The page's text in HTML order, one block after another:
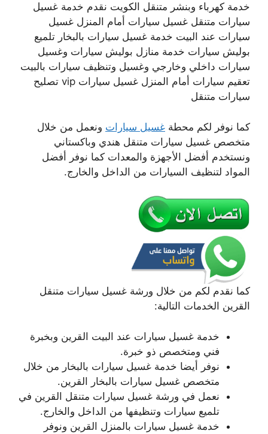
خدمة كهرباء وبنشر متنقل الكويت نقدم خدمة غسيل
سيارات متنقل غسيل سيارات أمام المنزل غسيل
سيارات عند البيت خدمة غسيل سيارات بالبخار تلميع
بوليش سيارات خدمة منازل بوليش سيارات وغسيل
سيارات داخلي وخارجي وغسيل وتنظيف سيارات بالبيت
تعقيم سيارات أمام المنزل غسيل سيارات vip تصليح
سيارات متنقل
كما نوفر لكم محطة غسيل سيارات ونعمل من خلال
متخصص غسيل سيارات متنقل هندي وباكستاني
ونستخدم أفضل الأجهزة والمعدات كما نوفر أفضل
المواد لتنظيف السيارات من الداخل والخارج.
كما نقدم لكم من خلال ورشة غسيل سيارات متنقل
القرين الخدمات التالية:
خدمة غسيل سيارات عند البيت القرين وبخبرة
فني ومتخصص ذو خبرة.
نوفر أيضا خدمة غسيل سيارات بالبخار من خلال
متخصص غسيل سيارات بالبخار القرين.
نعمل في ورشة غسيل سيارات متنقل القرين في
تلميع سيارات وتنظيفها من الداخل والخارج.
خدمة غسيل سيارات بالمنزل القرين ونوفر